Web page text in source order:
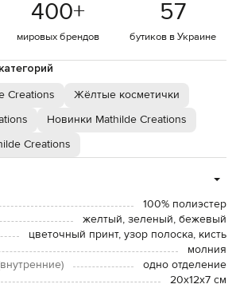
400+
мировых брендов
57
бутиков в Украине
Creations
Жёлтые косметички
Новинки Mathilde Creations
Creations
100% полиэстер
желтый, зеленый, бежевый
цветочный принт, узор полоска, кисть
молния
одно отделение
20х12х7 см